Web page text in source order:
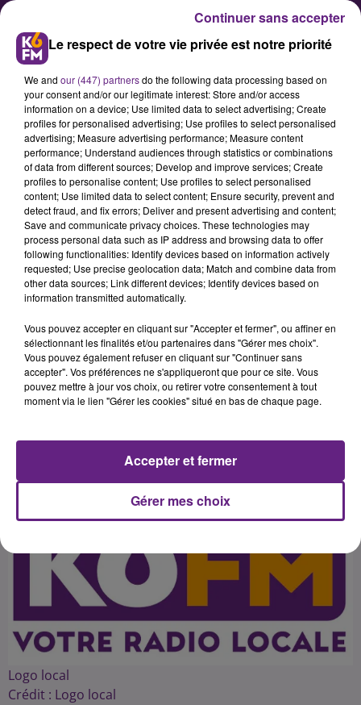
Karol Rouland confie son fonds
vidéo à la cinémathèque de
Bourgogne
La Cinémathèque de Bourgogne a
reçu de précieuses archives
cinématographiques de la part de
photographe Karol Rouland, dont le
père tenait également plusieurs
salles de cinéma. Un héritage
Publié : 2 juin 2016 à 7h02 par 45
Logo local
Crédit : Logo local
Le respect de votre vie privée est notre priorité
We and our (447) partnersdo the following data processing based on
your consent and/or our legitimate interest: Store and/or access
information on a device; Use limited data to select advertising; Create
profiles for personalised advertising; Use profiles to select personalised
advertising; Measure advertising performance; Measure content
performance; Understand audiences through statistics or combinations
of data from different sources; Develop and improve services; Create
profiles to personalise content; Use profiles to select personalised
content; Use limited data to select content; Ensure security, prevent and
detect fraud, and fix errors; Deliver and present advertising and content;
Save and communicate privacy choices. These technologies may
process personal data such as IP address and browsing data to offer
following functionalities: Identify devices based on information actively
requested; Use precise geolocation data; Match and combine data from
other data sources; Link different devices; Identify devices based on
information transmitted automatically.
Vous pouvez accepter en cliquant sur "Accepter et fermer", ou affiner en
sélectionnant les finalités et/ou partenaires dans "Gérer mes choix".
Vous pouvez également refuser en cliquant sur "Continuer sans
accepter". Vos préférences ne s'appliqueront que pour ce site. Vous
pouvez mettre à jour vos choix, ou retirer votre consentement à tout
moment via le lien "Gérer les cookies" situé en bas de chaque page.
Gérer mes choix
Accepter et fermer
Continuer sans accepter